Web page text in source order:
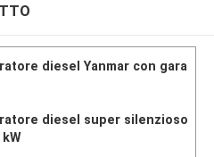
diesel Yanmar con gara
diesel super silenzioso
kW